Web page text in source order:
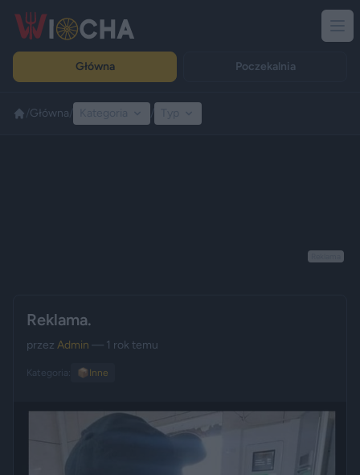
Główna Poczekalnia
Główna
Reklama.
przez Admin — 1 rok temu
Kategoria: 📦 Inne